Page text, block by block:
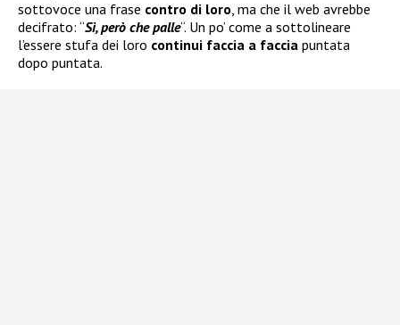
sottovoce una frase contro di loro, ma che il web avrebbe
decifrato: “Sì, però che palle“. Un po’ come a sottolineare
l’essere stufa dei loro continui faccia a faccia puntata
dopo puntata.